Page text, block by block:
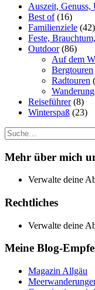
Auszeit, Genuss,
Best of(16)
Familienziele (42)
Feste,
Outdoor(86)
Auf dem
Bergtouren
Radtouren
Reiseführer(8)
Winterspaß (23)
Suche
Mehr über mich
Verwalte deine
Rechtliches
Verwalte deine
Meine Blog-
Magazin Allgäu